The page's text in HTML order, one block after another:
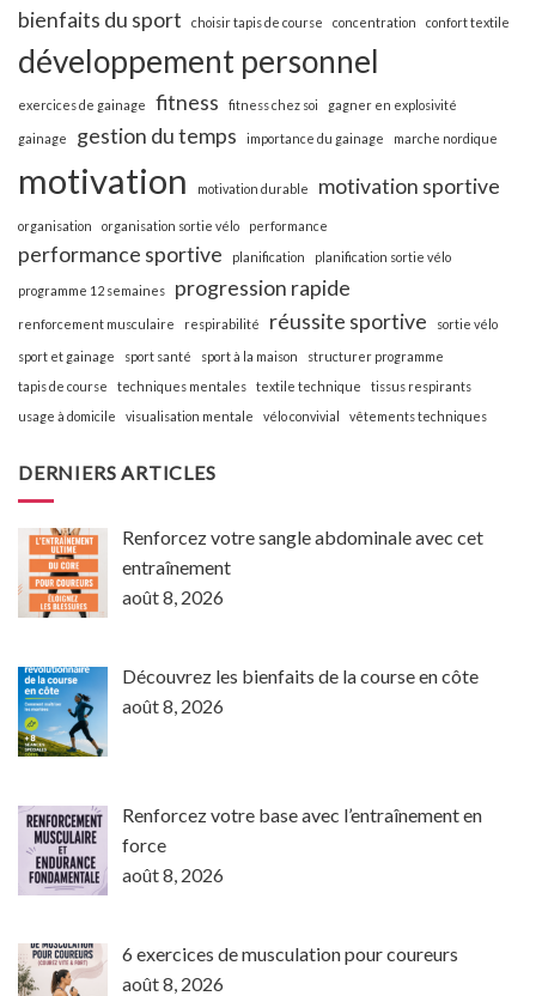
bienfaits du sport
choisir tapis de course concentration confort textile
développement personnel
exercices de gainage fitness fitness chez soi gagner en explosivité
gainage gestion du temps importance du gainage marche nordique
motivation motivation durable motivation sportive
organisation organisation sortie vélo performance
performance sportive planification planification sortie vélo
programme 12 semaines progression rapide
renforcement musculaire respirabilité réussite sportive sortie vélo
sport et gainage sport santé sport à la maison
structurer programme
tapis de course
techniques mentales textile technique
tissus respirants
usage à domicile
visualisation mentale vélo convivial vêtements techniques
DERNIERS ARTICLES
Renforcez votre sangle abdominale avec cet
entraînement
août 8, 2026
Découvrez les bienfaits de la course en côte
août 8, 2026
Renforcez votre base avec l’entraînement en
force
août 8, 2026
6 exercices de musculation pour coureurs
août 8, 2026